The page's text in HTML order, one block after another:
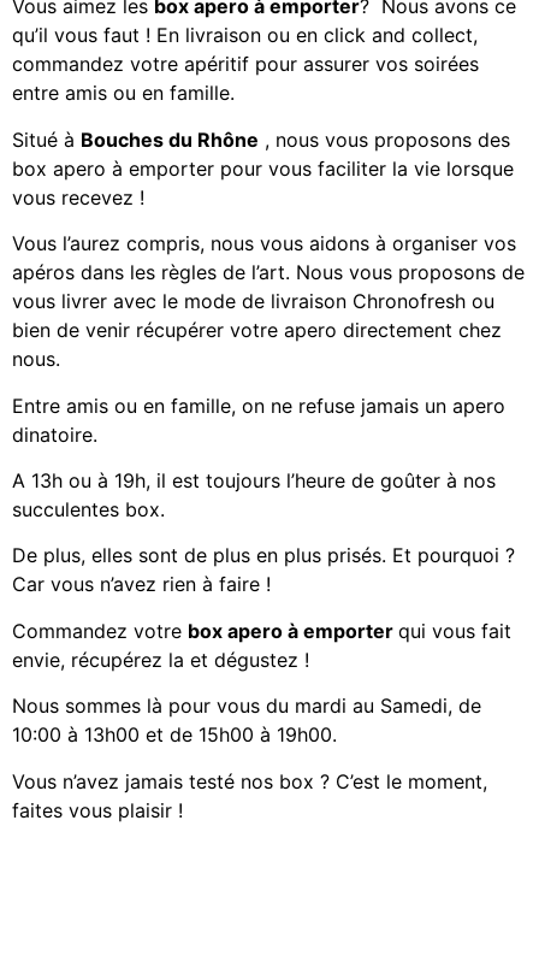
Vous aimez les box apero à emporter? Nous avons ce
qu’il vous faut ! En livraison ou en click and collect,
commandez votre apéritif pour assurer vos soirées
entre amis ou en famille.
Situé à Bouches du Rhône , nous vous proposons des
box apero à emporter pour vous faciliter la vie lorsque
vous recevez !
Vous l’aurez compris, nous vous aidons à organiser vos
apéros dans les règles de l’art. Nous vous proposons de
vous livrer avec le mode de livraison Chronofresh ou
bien de venir récupérer votre apero directement chez
nous.
Entre amis ou en famille, on ne refuse jamais un apero
dinatoire.
A 13h ou à 19h, il est toujours l’heure de goûter à nos
succulentes box.
De plus, elles sont de plus en plus prisés. Et pourquoi ?
Car vous n’avez rien à faire !
Commandez votre box apero à emporter qui vous fait
envie, récupérez la et dégustez !
Nous sommes là pour vous du mardi au Samedi, de
10:00 à 13h00 et de 15h00 à 19h00.
Vous n’avez jamais testé nos box ? C’est le moment,
faites vous plaisir !